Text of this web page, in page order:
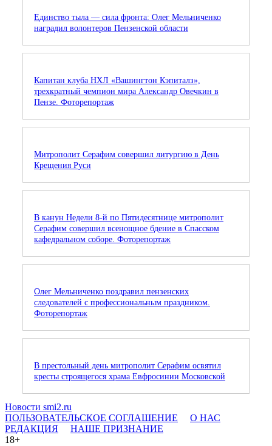
Единство тыла — сила фронта: Олег Мельниченко
наградил волонтеров Пензенской области
Капитан клуба НХЛ «Вашингтон Кэпиталз»,
трехкратный чемпион мира Александр Овечкин в
Пензе. Фоторепортаж
Митрополит Серафим совершил литургию в День
Крещения Руси
В канун Недели 8-й по Пятидесятнице митрополит
Серафим совершил всенощное бдение в Спасском
кафедральном соборе. Фоторепортаж
Олег Мельниченко поздравил пензенских
следователей с профессиональным праздником.
Фоторепортаж
В престольный день митрополит Серафим освятил
кресты строящегося храма Евфросинии Московской
Новости smi2.ru
ПОЛЬЗОВАТЕЛЬСКОЕ СОГЛАШЕНИЕ
О НАС
РЕДАКЦИЯ
НАШЕ ПРИЗНАНИЕ
18+